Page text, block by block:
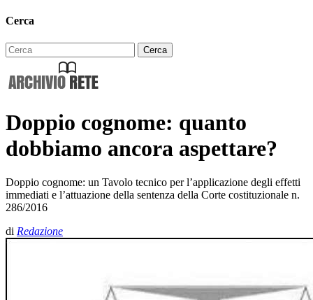
Cerca
Doppio cognome: quanto
dobbiamo ancora aspettare?
Doppio cognome: un Tavolo tecnico per l’applicazione degli effetti
immediati e l’attuazione della sentenza della Corte costituzionale n.
286/2016
di Redazione